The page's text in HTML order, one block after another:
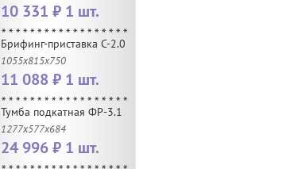
10 331 ₽ 1 шт.
Брифинг-приставка С-2.0
1055х815х750
11 088 ₽ 1 шт.
Тумба подкатная ФР-3.1
1277х577х684
24 996 ₽ 1 шт.